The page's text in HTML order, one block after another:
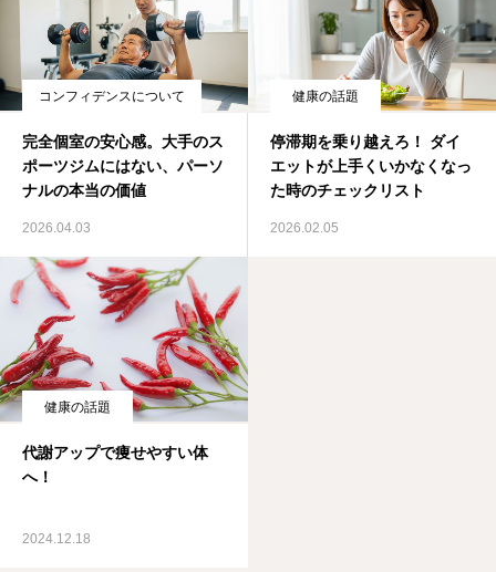
コンフィデンスについて
完全個室の安心感。大手のス
ポーツジムにはない、パーソ
ナルの本当の価値
2026.04.03
健康の話題
停滞期を乗り越えろ！ ダイ
エットが上手くいかなくなっ
た時のチェックリスト
2026.02.05
健康の話題
代謝アップで痩せやすい体
へ！
2024.12.18
アクセス